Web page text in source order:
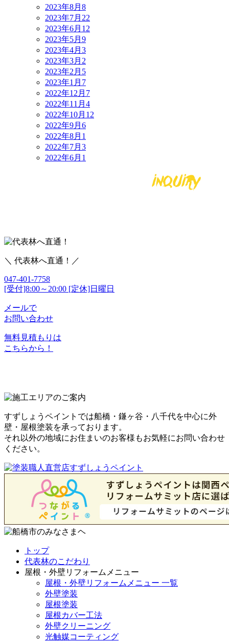
2023年8月 8
2023年7月 22
2023年6月 12
2023年5月 9
2023年4月 3
2023年3月 2
2023年2月 5
2023年1月 7
2022年12月 7
2022年11月 4
2022年10月 12
2022年9月 6
2022年8月 1
2022年7月 3
2022年6月 1
＼ 代表林へ直通！／
047-401-7758
[受付]8:00～20:00 [定休]日曜日
メールで
お問い合わせ
無料見積もりは
こちらから！
すずしょうペイントでは船橋・鎌ヶ谷・八千代を中心に外
壁・屋根塗装を承っております。
それ以外の地域にお住まいのお客様もお気軽にお問い合わせ
ください。
トップ
代表林のこだわり
屋根・外壁リフォームメニュー
屋根・外壁リフォームメニュー 一覧
外壁塗装
屋根塗装
屋根カバー工法
外壁クリーニング
光触媒コーティング